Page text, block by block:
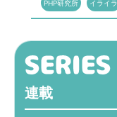
PHP研究所 イライラ
連載